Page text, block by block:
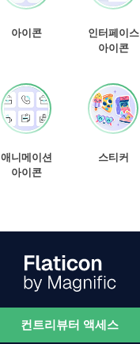
아이콘
인터페이스
아이콘
애니메이션
아이콘
스티커
컨트리뷰터 액세스